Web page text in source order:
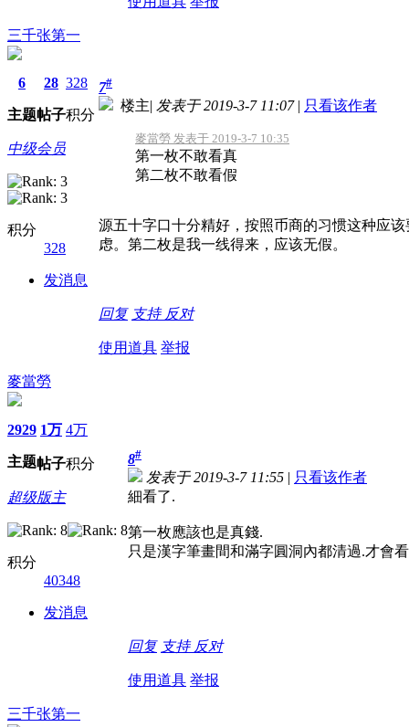
三千张第一
6
主题
28
帖子
328
积分
中级会员
积分
328
发消息
7#
楼主| 发表于 2019-3-7 11:07 | 只看该作者
麥當勞 发表于 2019-3-7 10:35
第一枚不敢看真
第二枚不敢看假
源五十字口十分精好，按照币商的习惯这种应
虑。第二枚是我一线得来，应该无假。
回复 支持 反对
使用道具 举报
麥當勞
2929
主题
1万
帖子
4万
积分
超级版主
积分
40348
发消息
8#
发表于 2019-3-7 11:55 | 只看该作者
細看了.
第一枚應該也是真錢.
只是漢字筆畫間和滿字圓洞內都清過.才會
回复 支持 反对
使用道具 举报
三千张第一